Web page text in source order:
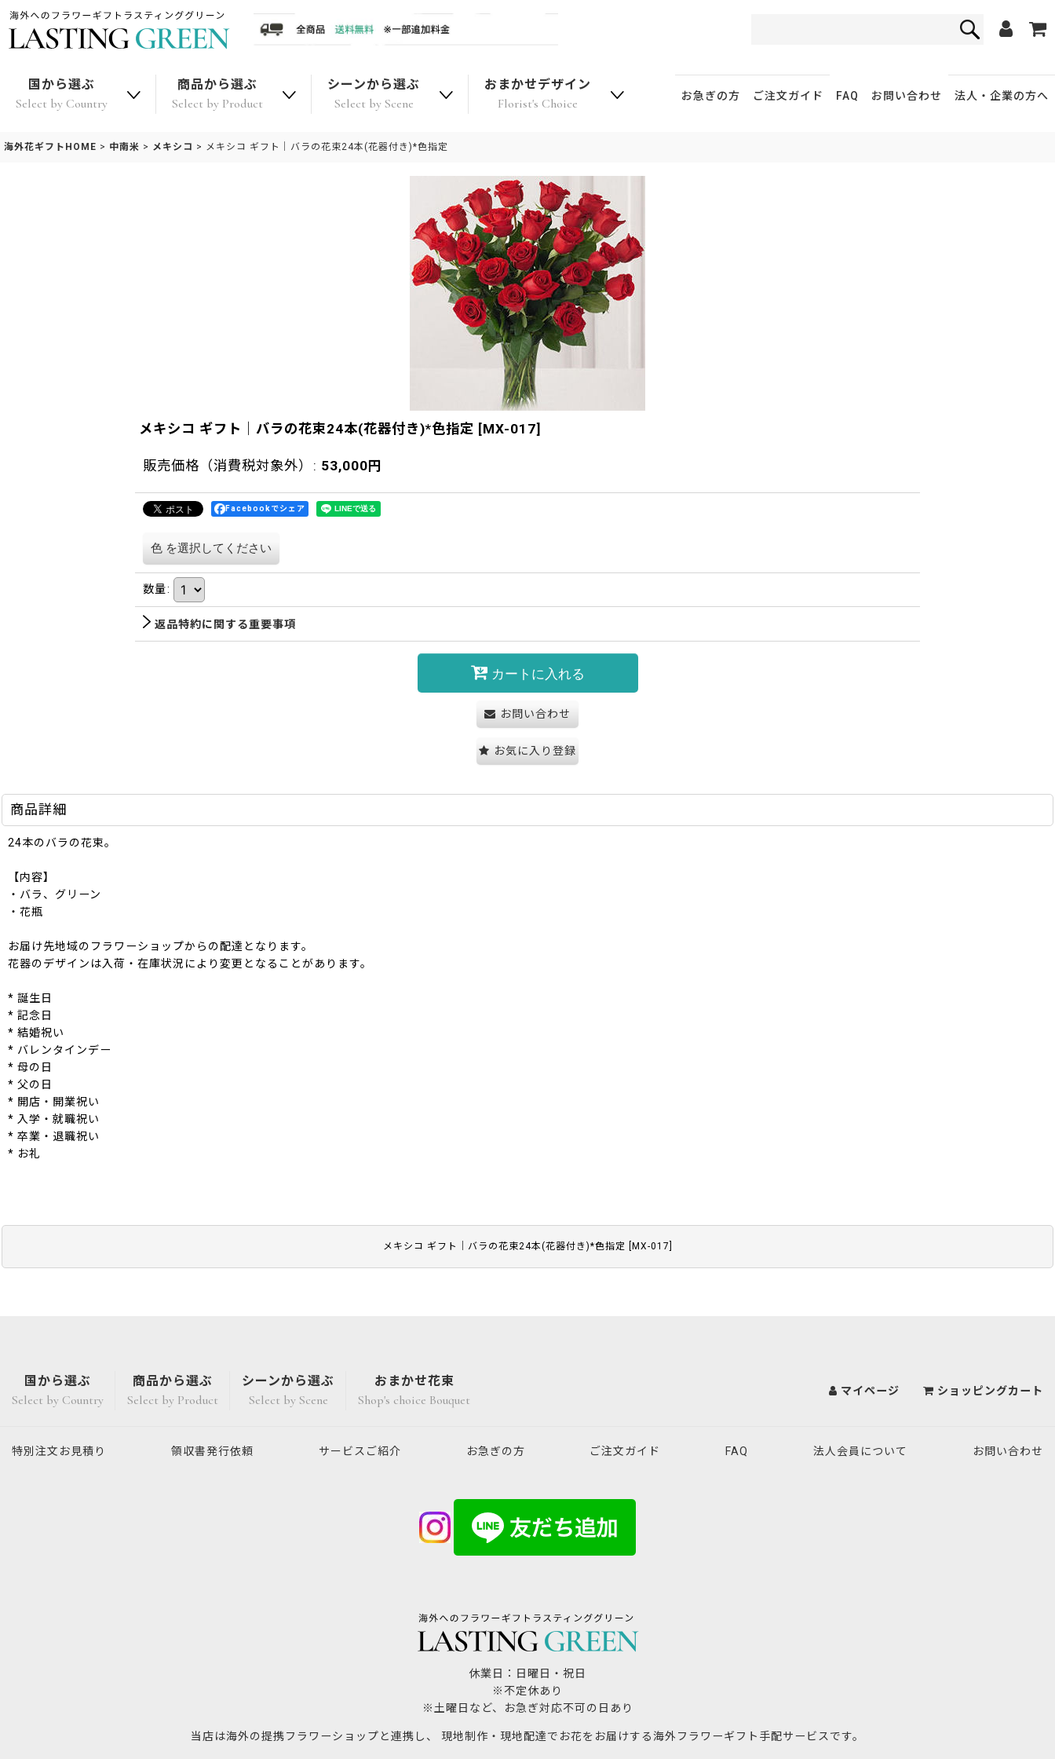
国から選ぶ
Select by Country
商品から選ぶ
Select by Product
シーンから選ぶ
Select by Scene
おまかせデザイン
Florist's Choice 法人・企業の方へ
ご注文ガイド
お急ぎの方 FAQ お問い合わせ
海外花ギフトHOME > 中南米 > メキシコ > メキシコ ギフト｜バラの花束24本(花器付き)*色指定
メキシコ ギフト｜バラの花束24本(花器付き)*色指定 MX-017
メキシコ ギフト｜バラの花束24本(花器付き)*色指定 [MX-017]
販売価格（消費税対象外） : 53,000 円
Facebookでシェア
色 を選択してください
数量:
返品特約に関する重要事項
カートに入れる
お問い合わせ
お気に入り登録
商品詳細
24本のバラの花束。
【内容】
・バラ、グリーン
・花瓶
お届け先地域のフラワーショップからの配達となります。
花器のデザインは入荷・在庫状況により変更となることがあります。
* 誕生日
* 記念日
* 結婚祝い
* バレンタインデー
* 母の日
* 父の日
* 開店・開業祝い
* 入学・就職祝い
* 卒業・退職祝い
* お礼
国から選ぶ
Select by Country
商品から選ぶ
Select by Product
シーンから選ぶ
Select by Scene
おまかせ花束
Shop's choice Bouquet
マイページ ショッピングカート
特別注文 お見積り 領収書発行依頼 サービスご紹介 お急ぎの方 ご注文ガイド FAQ 法人会員について お問い合わせ
休業日：日曜日・祝日
※不定休あり
※土曜日など、お急ぎ対応不可の日あり
当店は海外の提携フラワーショップと連携し、 現地制作・現地配達でお花をお届けする海外フラワーギフト手配サービスです。